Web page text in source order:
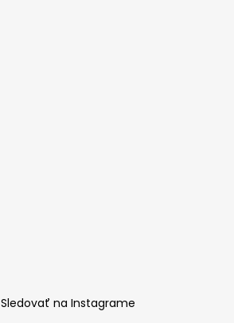
Sledovať na Instagrame